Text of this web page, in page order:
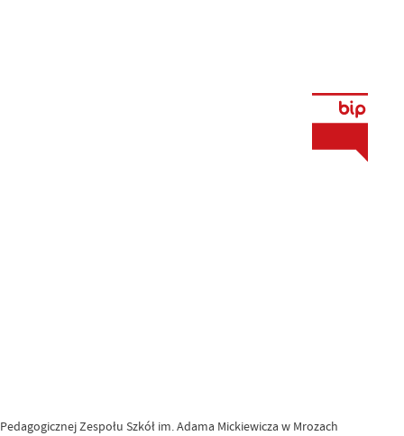
Zespołu Szkół im. Adama Mickiewicza w Mrozach